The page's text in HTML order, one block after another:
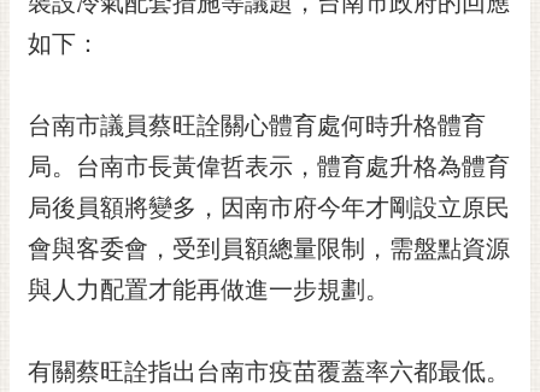
泉
祭
站
導
RSS
如下：
台南市議員蔡旺詮關心體育處何時升格體育
局。台南市長黃偉哲表示，體育處升格為體育
局後員額將變多，因南市府今年才剛設立原民
會與客委會，受到員額總量限制，需盤點資源
與人力配置才能再做進一步規劃。
有關蔡旺詮指出台南市疫苗覆蓋率六都最低。